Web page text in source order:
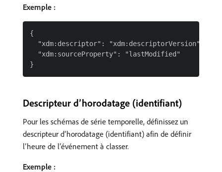
Exemple :
{
  "xdm:descriptor": "xdm:descriptorVersion",
  "xdm:sourceProperty": "lastModified"
Descripteur d’horodatage (identifiant)
Pour les schémas de série temporelle, définissez un
descripteur d’horodatage (identifiant) afin de définir
l’heure de l’événement à classer.
Exemple :